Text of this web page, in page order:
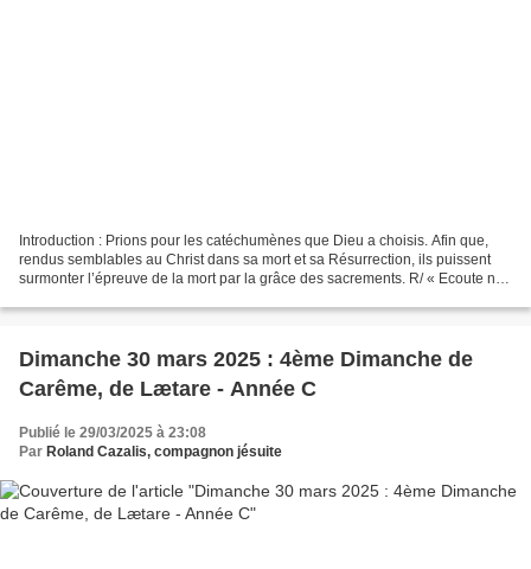
Introduction : Prions pour les catéchumènes que Dieu a choisis. Afin que,
rendus semblables au Christ dans sa mort et sa Résurrection, ils puissent
surmonter l’épreuve de la mort par la grâce des sacrements. R/ « Ecoute nos
Dimanche 30 mars 2025 : 4ème Dimanche de
Carême, de Lætare - Année C
Publié le 29/03/2025 à 23:08
Par Roland Cazalis, compagnon jésuite